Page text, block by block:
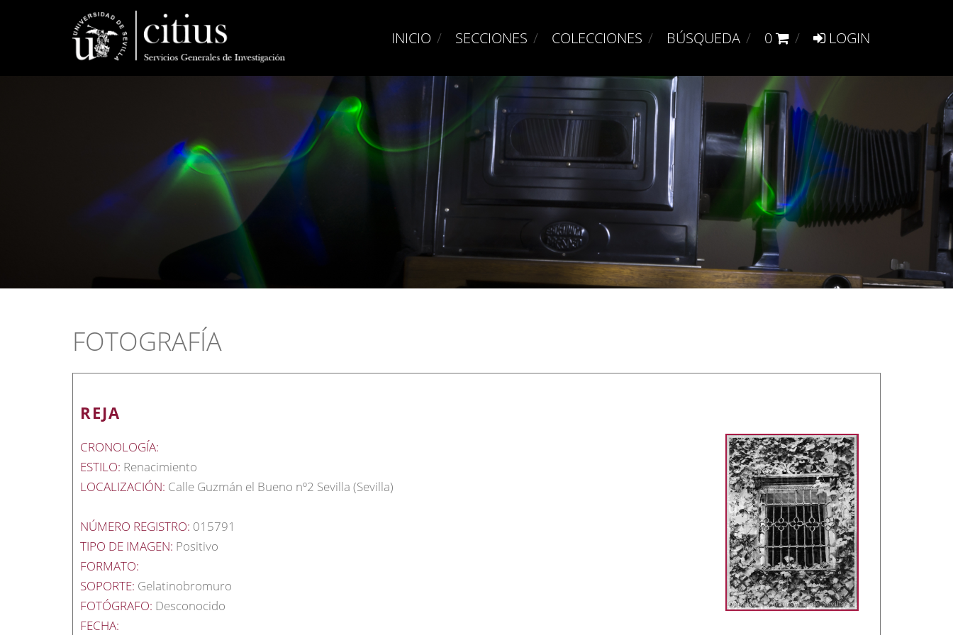
INICIO SECCIONES COLECCIONES BÚSQUEDA 0 LOGIN
FOTOGRAFÍA
REJA
CRONOLOGÍA:
ESTILO: Renacimiento
LOCALIZACIÓN: Calle Guzmán el Bueno nº2 Sevilla (Sevilla)
NÚMERO REGISTRO: 015791
TIPO DE IMAGEN: Positivo
FORMATO:
SOPORTE: Gelatinobromuro
FOTÓGRAFO: Desconocido
FECHA: